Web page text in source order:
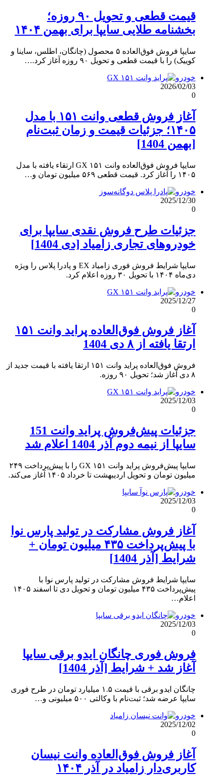
قیمت قطعی و تحویل ۹۰ روزه؛
بخشنامه طلایی سایپا برای بهمن ۱۴۰۴
سایپا فروش فوق‌العاده ۵ محصول (چانگان، اطلس، ساینا و
کوییک) را با قیمت قطعی و تحویل ۹۰ روزه آغاز کرد.…
خودرو
2026/02/03
0
آغاز فروش قطعی وانت ۱۵۱ با مدل
۱۴۰۵؛ جزئیات قیمت و زمان ثبت‌نام
[بهمن 1404]
سایپا فروش فوق‌العاده وانت ۱۵۱ GX ارتقاء یافته با مدل
۱۴۰۵ را آغاز کرد. قیمت قطعی ۵۶۹ میلیون تومان و…
خودرو
2025/12/30
0
جزئیات طرح فروش نقدی سایپا برای
خودروهای تجاری زامیاد [دی 1404]
سایپا شرایط فروش فوری زامیاد EX و پادرا پلاس را ویژه
دی‌ماه ۱۴۰۴ با تحویل ۳۰ روزه اعلام کرد.
خودرو
2025/12/27
0
آغاز فروش فوق‌العاده پراید وانت ۱۵۱
ارتقا یافته از ۸ دی 1404
فروش فوق‌العاده پراید وانت ۱۵۱ ارتقا یافته با قیمت جدید از
۸ دی آغاز شد؛ تحویل ۹۰ روزه.
خودرو
2025/12/03
0
جزئیات پیش‌فروش پراید وانت 151
سایپا از نیمه دوم آذر 1404 اعلام شد
سایپا پیش‌فروش پراید وانت ۱۵۱ GX را با پیش‌پرداخت ۲۴۹
میلیون تومان و تحویل اردیبهشت تا خرداد ۱۴۰۵ آغاز می‌کند.
خودرو
2025/12/03
0
آغاز فروش مشارکت در تولید پارس نوا
با پیش‌پرداخت ۴۳۵ میلیون تومان +
شرایط [آذر 1404]
سایپا شرایط فروش مشارکت در تولید پارس نوا با
پیش‌پرداخت ۴۳۵ میلیون تومان و تحویل دی تا اسفند ۱۴۰۵
اعلام…
خودرو
2025/12/03
0
فروش فوری چانگان ایدو برقی سایپا
آغاز شد + شرایط [آذر 1404]
چانگان ایدو برقی با قیمت ۱.۵ میلیارد تومان در طرح فوری
سایپا عرضه شد؛ ثبت‌نام با وکالتی ۵۰۰ میلیونی و…
خودرو
2025/12/02
0
آغاز فروش فوق‌العاده وانت نیسان
کاربری‌دار زامیاد در آذر ۱۴۰۴